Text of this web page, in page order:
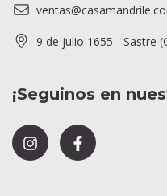
9 de julio 1655 - Sastre
¡Seguinos en